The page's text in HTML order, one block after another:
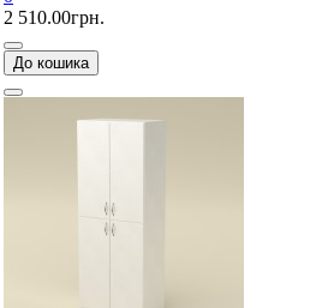
2 510.00грн.
До кошика